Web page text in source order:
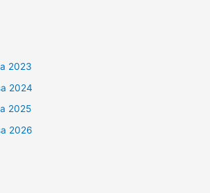
2023
2024
2025
2026